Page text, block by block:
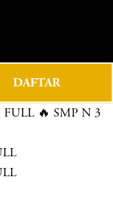
DAFTAR
🔥 SMP N 3